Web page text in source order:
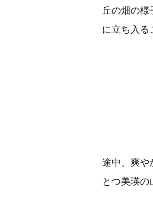
丘の畑の
に立ち入る
途中、爽や
とつ美瑛の